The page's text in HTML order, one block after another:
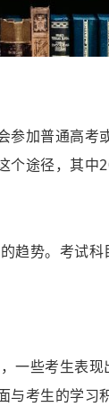
加普通高
途径，其中
趋势。考试
些考生表现
考生的学